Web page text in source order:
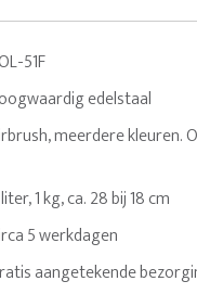
51F
edelstaal
meerdere kleuren.
1 kg, ca. 28 bij 18 cm
5 werkdagen
aangetekende